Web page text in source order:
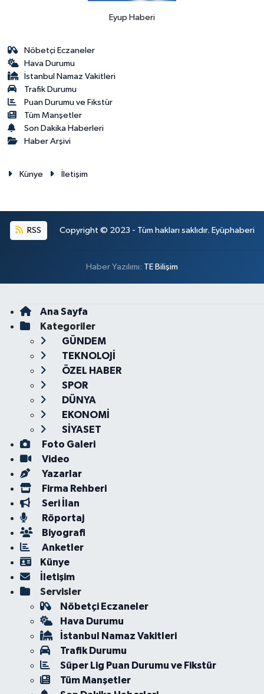
Eyup Haberi
Nöbetçi Eczaneler
Hava Durumu
İstanbul Namaz Vakitleri
Trafik Durumu
Puan Durumu ve Fikstür
Tüm Manşetler
Son Dakika Haberleri
Haber Arşivi
Künye İletişim
RSS Copyright © 2023 - Tüm hakları saklıdır. Eyüphaberi
Haber Yazılımı: TE Bilişim
Ana Sayfa
Kategoriler
GÜNDEM
TEKNOLOJİ
ÖZEL HABER
SPOR
DÜNYA
EKONOMİ
SİYASET
Foto Galeri
Video
Yazarlar
Firma Rehberi
Seri İlan
Röportaj
Biyografi
Anketler
Künye
İletişim
Servisler
Nöbetçi Eczaneler
Hava Durumu
İstanbul Namaz Vakitleri
Trafik Durumu
Süper Lig Puan Durumu ve Fikstür
Tüm Manşetler